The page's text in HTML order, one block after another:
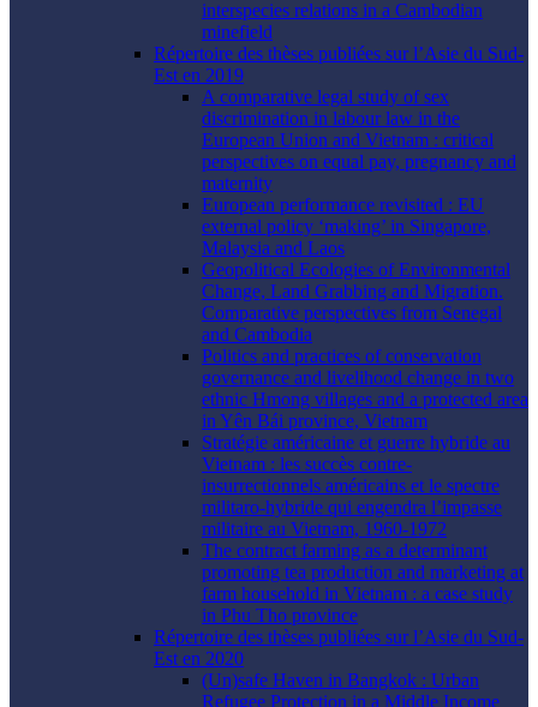
interspecies relations in a Cambodian
minefield
Répertoire des thèses publiées sur l’Asie du Sud-
Est en 2019
A comparative legal study of sex
discrimination in labour law in the
European Union and Vietnam : critical
perspectives on equal pay, pregnancy and
maternity
European performance revisited : EU
external policy ‘making’ in Singapore,
Malaysia and Laos
Geopolitical Ecologies of Environmental
Change, Land Grabbing and Migration.
Comparative perspectives from Senegal
and Cambodia
Politics and practices of conservation
governance and livelihood change in two
ethnic Hmong villages and a protected area
in Yên Bái province, Vietnam
Stratégie américaine et guerre hybride au
Vietnam : les succès contre-
insurrectionnels américains et le spectre
militaro-hybride qui engendra l’impasse
militaire au Vietnam, 1960-1972
The contract farming as a determinant
promoting tea production and marketing at
farm household in Vietnam : a case study
in Phu Tho province
Répertoire des thèses publiées sur l’Asie du Sud-
Est en 2020
(Un)safe Haven in Bangkok : Urban
Refugee Protection in a Middle Income